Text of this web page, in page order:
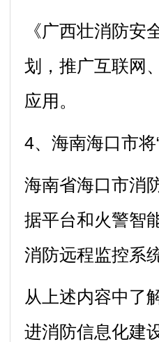
《广西壮消防安
划，推广互联网
应用。
4、海南海口市将
海南省海口市消
据平台和火警智
消防远程监控系
从上述内容中了
进消防信息化建